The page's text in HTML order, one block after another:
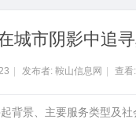
城市阴影中追
发布者: 鞍山信息网 查
背景、主要服务类型及